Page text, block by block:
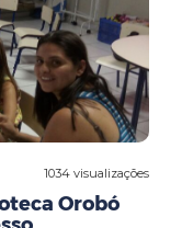
1034 visualizações
Orobó